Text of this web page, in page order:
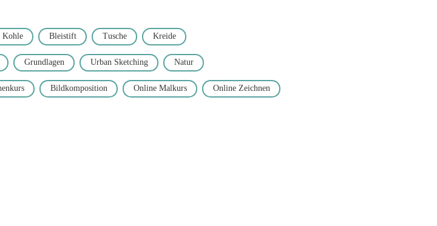
Kohle Bleistift Tusche Kreide
Grundlagen Urban Sketching Natur
Bildkomposition Online Malkurs Online Zeichnen